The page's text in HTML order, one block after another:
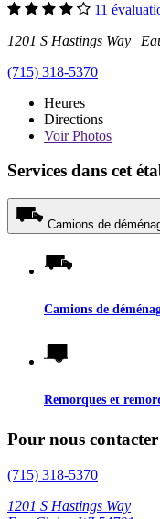
11
1201 S Hastings Way
(715) 318-5370
Heures
Directions
VoirPhotos
Services dans cet
Camions de
Camions de
Remorques et
Pour nous contacter
(715) 318-5370
1201 S Hastings Way